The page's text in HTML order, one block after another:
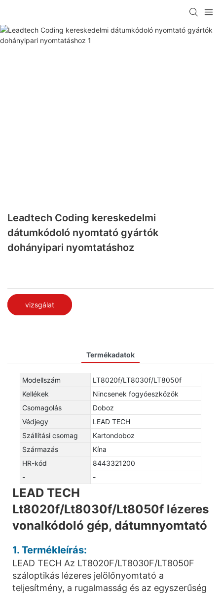
Leadtech Coding kereskedelmi
dátumkódoló nyomtató gyártók
dohányipari nyomtatáshoz
vizsgálat
Termékadatok
Modellszám
LT8020f/LT8030f/LT8050f
Kellékek
Nincsenek fogyóeszközök
Csomagolás
Doboz
Védjegy
LEAD TECH
Szállítási csomag
Kartondoboz
Származás
Kína
HR-kód
8443321200
-
-
LEAD TECH
Lt8020f/Lt8030f/Lt8050f lézeres
vonalkódoló gép, dátumnyomtató
1. Termékleírás:
LEAD TECH Az LT8020F/LT8030F/LT8050F
száloptikás lézeres jelölőnyomtató a
teljesítmény, a rugalmasság és az egyszerűség